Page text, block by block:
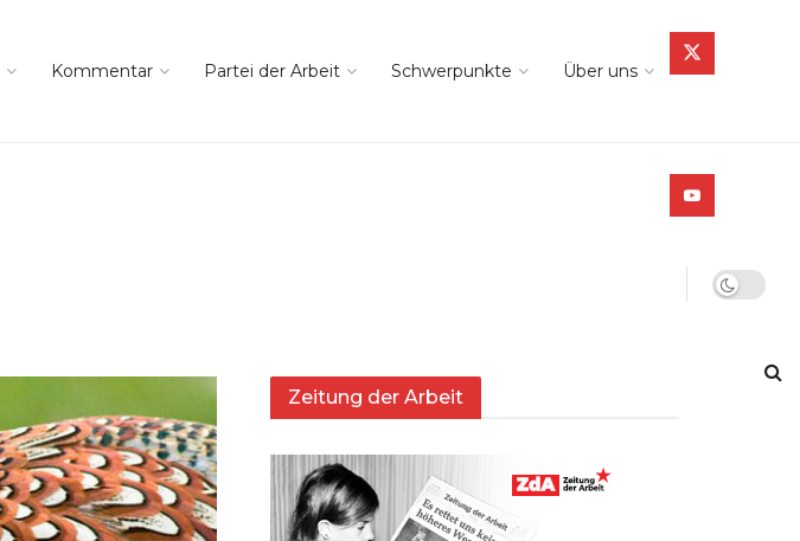
Kommentar Partei der Arbeit Schwerpunkte Über uns
Zeitung der Arbeit